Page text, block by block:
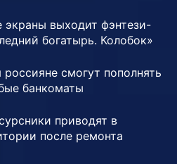
экраны выходит фэнтези-
богатырь. Колобок»
россияне смогут пополнять
банкоматы
приводят в
после ремонта